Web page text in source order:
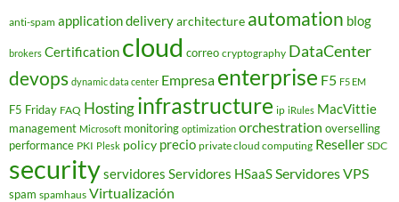
anti-spam application deliveryarchitecture automation blog
brokers Certification cloud correo cryptography DataCenter
devops dynamic data center Empresa enterprise F5 F5 EM
F5 Friday FAQ Hostinginfrastructure ip iRules MacVittie
management Microsoft monitoring optimization orchestration overselling
performance PKI Plesk policy precio private cloud computing Reseller SDC
securityservidores Servidores HSaaSServidores VPS
spam spamhaus Virtualización